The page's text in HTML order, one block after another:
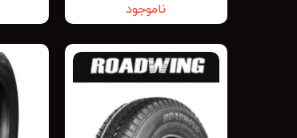
ناموجود